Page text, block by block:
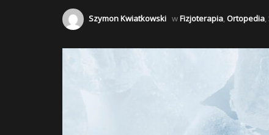
Szymon Kwiatkowski wFizjoterapia,Ortopedia,